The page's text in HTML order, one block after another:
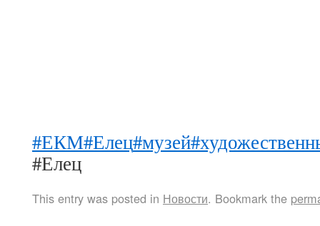
#ЕКМ#Елец#музей
#Елец
This entry was posted in Новости. Bookmark the